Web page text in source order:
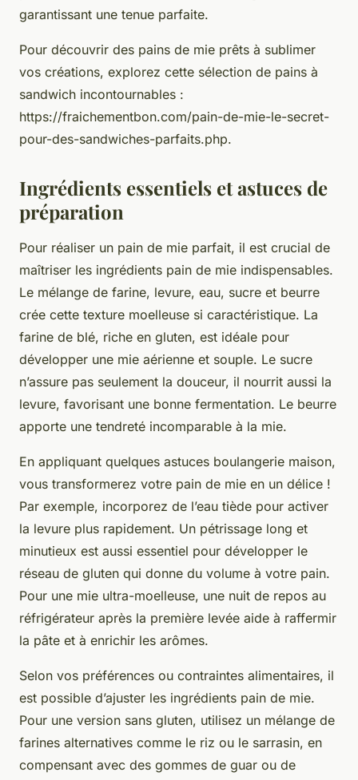
garantissant une tenue parfaite.
Pour découvrir des pains de mie prêts à sublimer
vos créations, explorez cette sélection de pains à
sandwich incontournables :
https://fraichementbon.com/pain-de-mie-le-secret-
pour-des-sandwiches-parfaits.php.
Ingrédients essentiels et astuces de
préparation
Pour réaliser un pain de mie parfait, il est crucial de
maîtriser les ingrédients pain de mie indispensables.
Le mélange de farine, levure, eau, sucre et beurre
crée cette texture moelleuse si caractéristique. La
farine de blé, riche en gluten, est idéale pour
développer une mie aérienne et souple. Le sucre
n’assure pas seulement la douceur, il nourrit aussi la
levure, favorisant une bonne fermentation. Le beurre
apporte une tendreté incomparable à la mie.
En appliquant quelques astuces boulangerie maison,
vous transformerez votre pain de mie en un délice !
Par exemple, incorporez de l’eau tiède pour activer
la levure plus rapidement. Un pétrissage long et
minutieux est aussi essentiel pour développer le
réseau de gluten qui donne du volume à votre pain.
Pour une mie ultra-moelleuse, une nuit de repos au
réfrigérateur après la première levée aide à raffermir
la pâte et à enrichir les arômes.
Selon vos préférences ou contraintes alimentaires, il
est possible d’ajuster les ingrédients pain de mie.
Pour une version sans gluten, utilisez un mélange de
farines alternatives comme le riz ou le sarrasin, en
compensant avec des gommes de guar ou de